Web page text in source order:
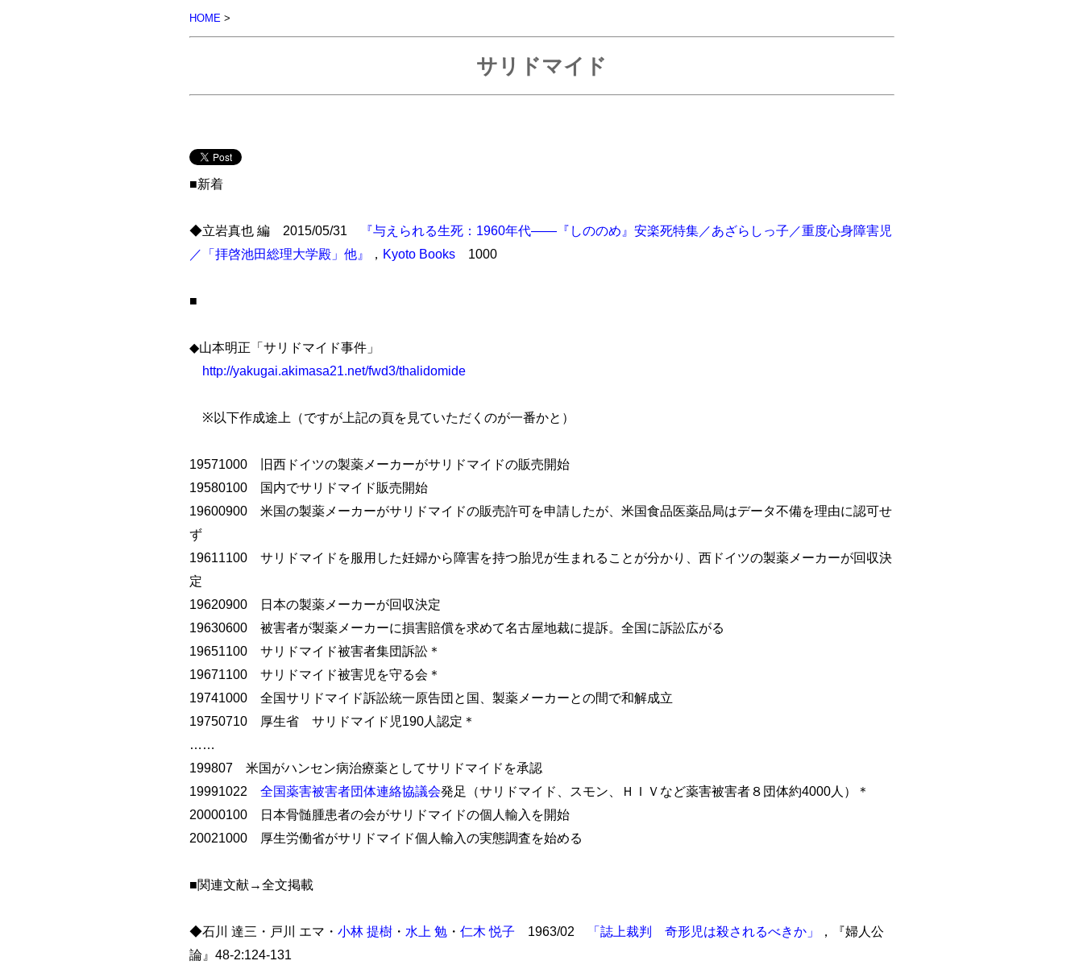
HOME>
サリドマイド
■新着
◆立岩真也 編 2015/05/31
『与えられる生死：1960年代――『しののめ』安楽死特集／あざらしっ子／重度心身障害児
／「拝啓池田総理大学殿」他』
， Kyoto Books1000
■
◆山本明正「サリドマイド事件」
http://yakugai.akimasa21.net/fwd3/thalidomide
※以下作成途上（ですが上記の頁を見ていただくのが一番かと）
19571000 旧西ドイツの製薬メーカーがサリドマイドの販売開始
19580100 国内でサリドマイド販売開始
19600900 米国の製薬メーカーがサリドマイドの販売許可を申請したが、米国食品医薬品局はデータ不備を理由に認可せ
ず
19611100 サリドマイドを服用した妊婦から障害を持つ胎児が生まれることが分かり、西ドイツの製薬メーカーが回収決
定
19620900 日本の製薬メーカーが回収決定
19630600 被害者が製薬メーカーに損害賠償を求めて名古屋地裁に提訴。全国に訴訟広がる
19651100 サリドマイド被害者集団訴訟＊
19671100 サリドマイド被害児を守る会＊
19741000 全国サリドマイド訴訟統一原告団と国、製薬メーカーとの間で和解成立
19750710 厚生省 サリドマイド児190人認定＊
……
199807 米国がハンセン病治療薬としてサリドマイドを承認
19991022 全国薬害被害者団体連絡協議会発足（サリドマイド、スモン、ＨＩＶなど薬害被害者８団体約4000人）＊
20000100 日本骨髄腫患者の会がサリドマイドの個人輸入を開始
20021000 厚生労働省がサリドマイド個人輸入の実態調査を始める
■関連文献→全文掲載
◆石川 達三・戸川 エマ・ 小林 提樹・ 水上 勉・ 仁木 悦子 1963/02 「誌上裁判 奇形児は殺されるべきか」
，『婦人公
論』48-2:124-131